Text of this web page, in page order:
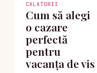
CALATORII
Cum să alegi
o cazare
perfectă
pentru
vacanța de vis